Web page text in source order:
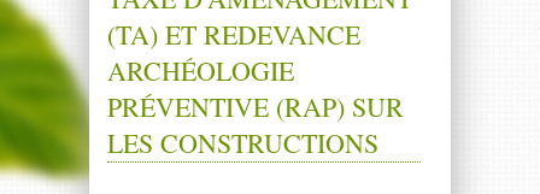
(TA) ET REDEVANCE
ARCHÉOLOGIE
PRÉVENTIVE (RAP) SUR
LES CONSTRUCTIONS